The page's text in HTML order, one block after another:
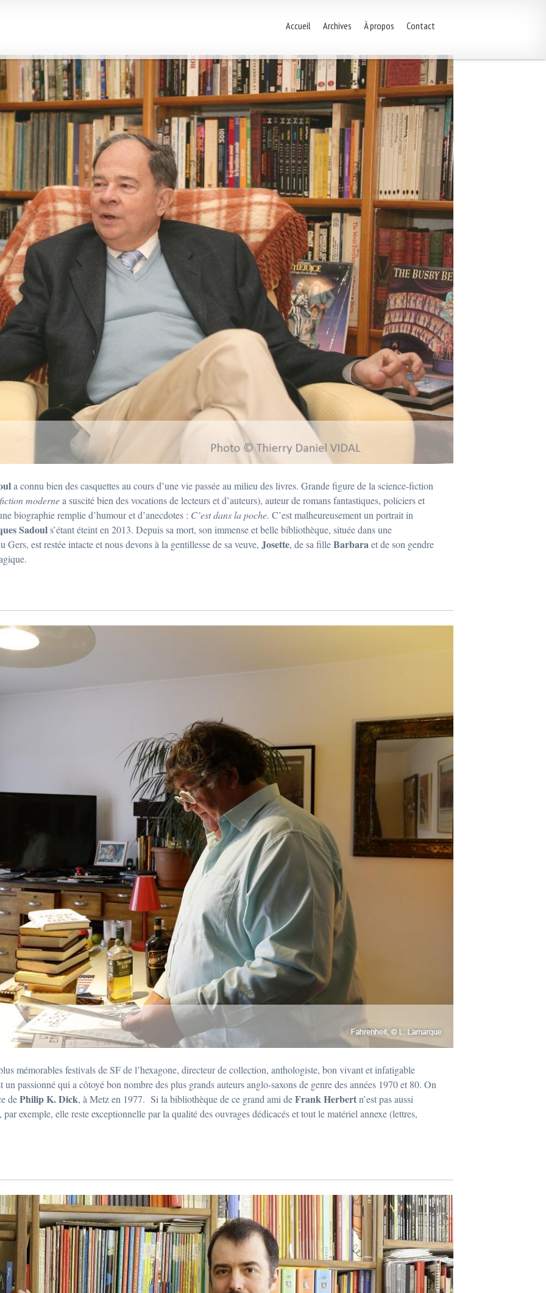
Accueil Archives À propos Contact
a connu bien des casquettes au cours d’une vie passée au milieu des livres. Grande figure de la science-fiction
modernea suscité bien des vocations de lecteurs et d’auteurs), auteur de romans fantastiques, policiers et
biographie remplie d’humour et d’anecdotes : C’est dans la poche. C’est malheureusement un portrait in
Sadouls’étant éteint en 2013. Depuis sa mort, son immense et belle bibliothèque, située dans une
est restée intacte et nous devons à la gentillesse de sa veuve, Josette, de sa filleBarbaraet de son gendre
mémorables festivals de SF de l’hexagone, directeur de collection, anthologiste, bon vivant et infatigable
un passionné qui a côtoyé bon nombre des plus grands auteurs anglo-saxons de genre des années 1970 et 80. On
dePhilip K. Dick, à Metz en 1977. Si la bibliothèque de ce grand ami deFrank Herbertn’est pas aussi
, par exemple, elle reste exceptionnelle par la qualité des ouvrages dédicacés et tout le matériel annexe (lettres,